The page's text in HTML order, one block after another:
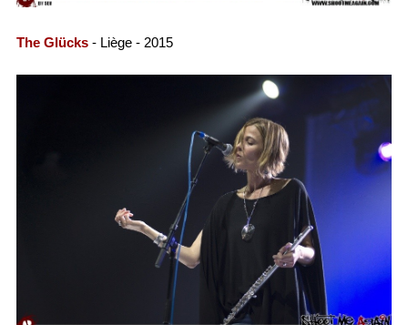
The Glücks- Liège - 2015